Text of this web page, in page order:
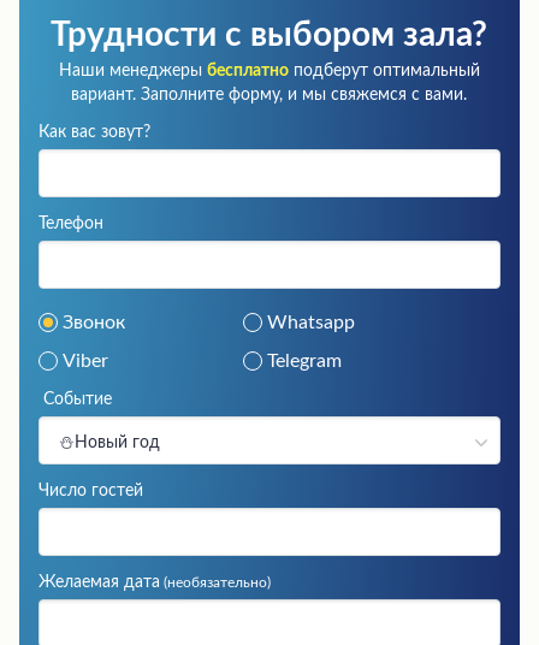
гостеприимства и радушия.
Трудности с выбором зала?
Наши менеджеры бесплатноподберут оптимальный
вариант. Заполните форму, и мы свяжемся с вами.
Как вас зовут?
Телефон
Звонок
Whatsapp
Viber
Telegram
Событие
⛄Новый год
Число гостей
Желаемая дата (необязательно)